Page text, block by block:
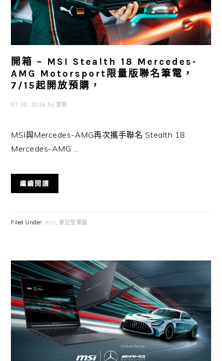
開箱 – MSI Stealth 18 Mercedes-
AMG Motorsport限量版聯名筆電，
7/15起開放預購，
07 10, 2024 by 雲爸
MSI與Mercedes-AMG再次攜手聯名 Stealth 18
Mercedes-AMG ...
繼續閱讀
Filed Under: msi, 筆記型電腦